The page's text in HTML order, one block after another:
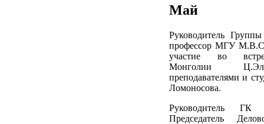
Май
Руководитель
профессор МГУ
участие во
Монголии
преподавателями и
Ломоносова.
Руководитель
Председатель